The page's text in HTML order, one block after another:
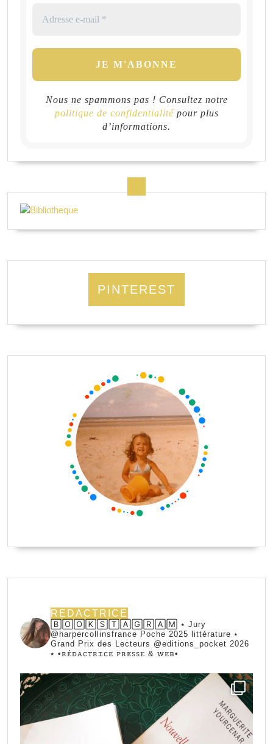
Nous ne spammons pas ! Consultez notre
politique de confidentialitépour plus
d’informations.
PINTEREST
REDACTRICE
🄱🄾🄾🄺🅂🅃🄰🄶🅁🄰🄼 ⭑ Jury
@harpercollinsfrance Poche 2025 littérature ⭑
Grand Prix des Lecteurs @editions_pocket 2026
⭑ •ꭱꭼ́ꭰꭺꮯꭲꭱꮖꮯꭼ ꮲꭱꭼꮪꮪꭼ & ꮃꭼᏼ•